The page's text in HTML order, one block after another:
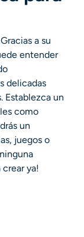
a su
entender
delicadas
Establezca un
como
un
juegos o
ya!